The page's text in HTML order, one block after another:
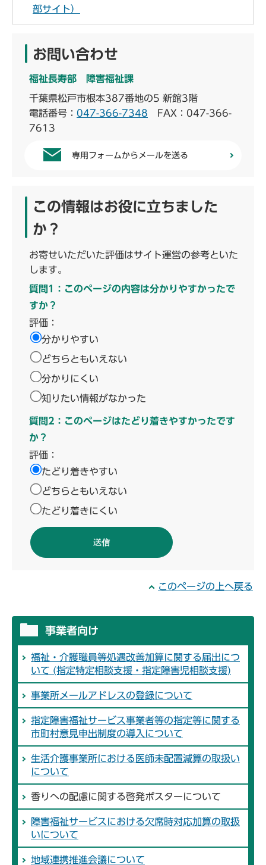
部サイト）
お問い合わせ
福祉長寿部 障害福祉課
千葉県松戸市根本387番地の5 新館3階
電話番号： 047-366-7348 FAX：047-366-
7613
専用フォームからメールを送る
この情報はお役に立ちました
か？
お寄せいただいた評価はサイト運営の参考といた
します。
質問1：このページの内容は分かりやすかったで
すか？
評価：
分かりやすい
どちらともいえない
分かりにくい
知りたい情報がなかった
質問2：このページはたどり着きやすかったです
か？
評価：
たどり着きやすい
どちらともいえない
たどり着きにくい
このページの上へ戻る
事業者向け
福祉・介護職員等処遇改善加算に関する届出につ
いて (指定特定相談支援・指定障害児相談支援)
事業所メールアドレスの登録について
指定障害福祉サービス事業者等の指定等に関する
市町村意見申出制度の導入について
生活介護事業所における医師未配置減算の取扱い
について
香りへの配慮に関する啓発ポスターについて
障害福祉サービスにおける欠席時対応加算の取扱
いについて
地域連携推進会議について